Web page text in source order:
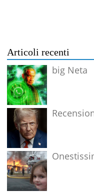
Articoli recenti
big Neta